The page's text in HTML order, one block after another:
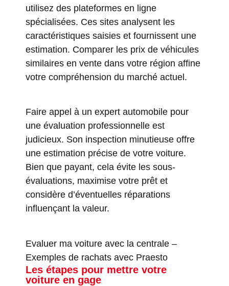
utilisez des plateformes en ligne
spécialisées. Ces sites analysent les
caractéristiques saisies et fournissent une
estimation. Comparer les prix de véhicules
similaires en vente dans votre région affine
votre compréhension du marché actuel.
Faire appel à un expert automobile pour
une évaluation professionnelle est
judicieux. Son inspection minutieuse offre
une estimation précise de votre voiture.
Bien que payant, cela évite les sous-
évaluations, maximise votre prêt et
considère d’éventuelles réparations
influençant la valeur.
Evaluer ma voiture avec la centrale –
Exemples de rachats avec Praesto
Les étapes pour mettre votre
voiture en gage